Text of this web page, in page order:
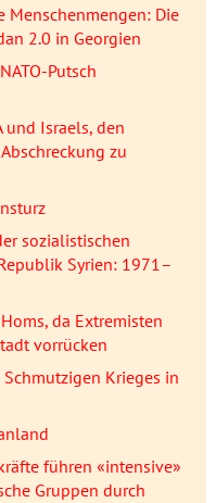
Menschenmengen: Die
2.0 in Georgien
Putsch
und Israels, den
zu
sozialistischen
Syrien: 1971–
da Extremisten
vorrücken
Krieges in
führen «intensive»
Gruppen durch